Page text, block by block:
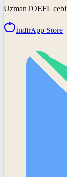
UzmanTOEFL
İndirApp Store